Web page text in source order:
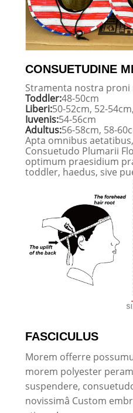
CONSUETUDINE
Stramenta nostra
Toddler:48-50cm
Liberi:50-52cm, 52-
Iuvenis:54-56cm
Adultus:56-58cm, 58-
Apta omnibus
Consuetudo Plumarii
optimum praesidium
toddler, haedus, sive
FASCICULUS
Morem offerre
morem polyester
suspendere,
novissimâ Custom